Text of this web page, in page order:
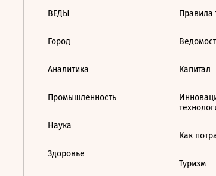
ВЕДЫ
Город
Аналитика
Промышленность
Наука
Здоровье
Правила
Капитал
Как
Туризм